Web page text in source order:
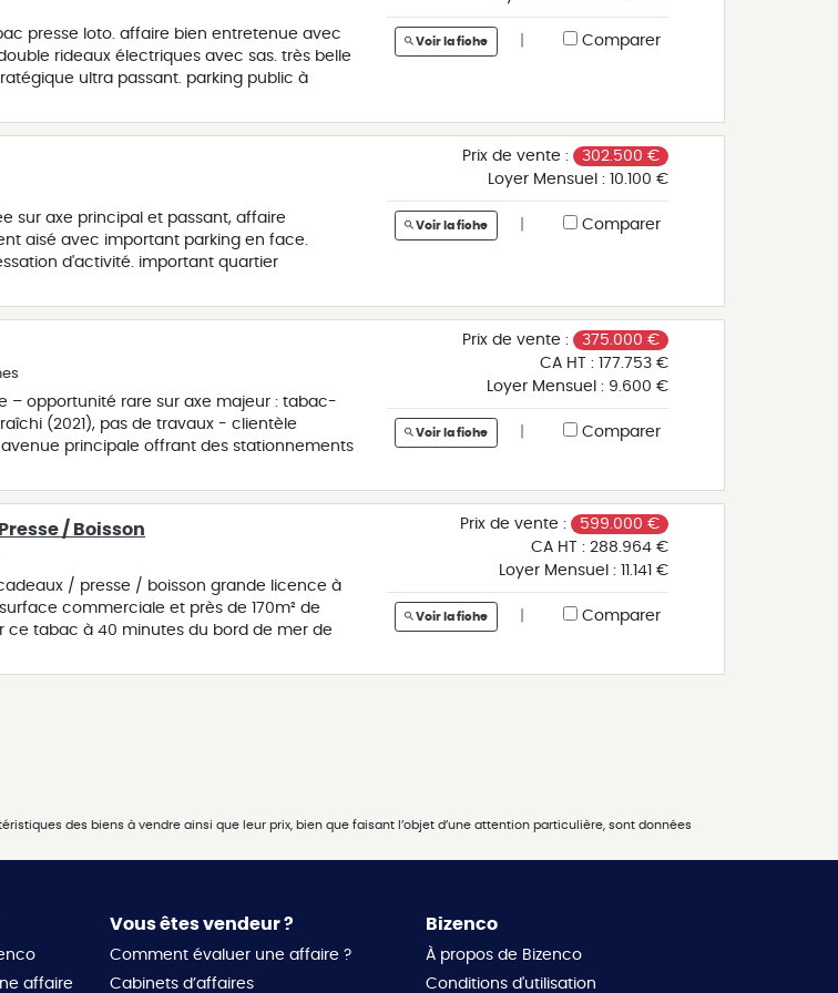
: 125.000€ dont 93.500€ de
prix de vente : 253.000€ fai,
presse loto. affaire bien entretenue avec
rideaux électriques avec sas. très belle
ultra passant. parking public à
1 jour par semaine, certains jours fériés et
2024 : 240.000€ avec 147.880€ de
157.184€. prix de vente coherent :
de l’acquéreur). opportunite a saisir.
Voir la fiche Comparer
sur axe principal et passant, affaire
aisé avec important parking en face.
d'activité. important quartier
activité régulière toute l'année, pas
5 semaines. affaire se prêtant idéalement
recherchant un confort de travail ! c.a
(dont tabac en net). ebe : 96 327€. prix de
Prix de vente : 302.500 €
Loyer Mensuel :10.100 €
Voir la fiche Comparer
– opportunité rare sur axe majeur : tabac-
(2021), pas de travaux - clientèle
principale offrant des stationnements
(marges élevées) et réseau colis - gérable
de 10 000 €/an ! ca 2025 : 223 000 €
€ prix : 375 k€ fai
Prix de vente : 375.000 €
CA HT :177.753 €
Loyer Mensuel : 9.600 €
Voir la fiche Comparer
/ Boisson
/ presse / boisson grande licence à
commerciale et près de 170m² de
tabac à 40 minutes du bord de mer de
- qualité de vie et belle clientèle assurées!
Prix de vente :
599.000 €
CA HT :288.964 €
Loyer Mensuel :11.141 €
Voir la fiche Comparer
des biens à vendre ainsi que leur prix, bien que faisant l’objet d’une attention particulière, sont données
affaire
Vous êtes vendeur ?
Comment évaluer une affaire ?
Cabinets d’affaires
Bizenco
À propos de Bizenco
Conditions d'utilisation